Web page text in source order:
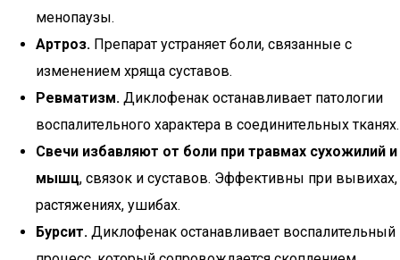
менопаузы.
Артроз. Препарат устраняет боли, связанные с
изменением хряща суставов.
Ревматизм. Диклофенак останавливает патологии
воспалительного характера в соединительных тканях.
Свечи избавляют от боли при травмах сухожилий и
мышц, связок и суставов. Эффективны при вывихах,
растяжениях, ушибах.
Бурсит. Диклофенак останавливает воспалительный